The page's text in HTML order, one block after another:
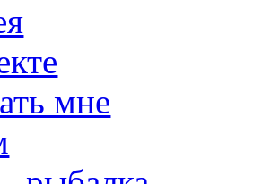
мне